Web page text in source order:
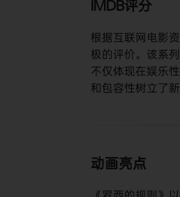
IMDB评分
根据互联网电影
极的评价。该系
不仅体现在娱乐
和包容性树立了新
动画亮点